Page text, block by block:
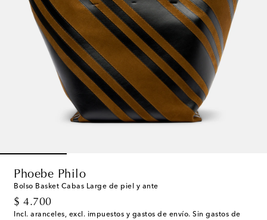
Phoebe Philo
Bolso Basket Cabas Large de piel y ante
$ 4.700
original price
Incl. aranceles, excl. impuestos y gastos de envío. Sin gastos de